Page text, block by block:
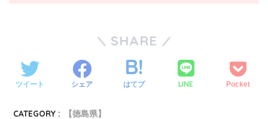
SHARE
ツイート シェア はてブ LINE Pocket
CATEGORY :
【徳島県】